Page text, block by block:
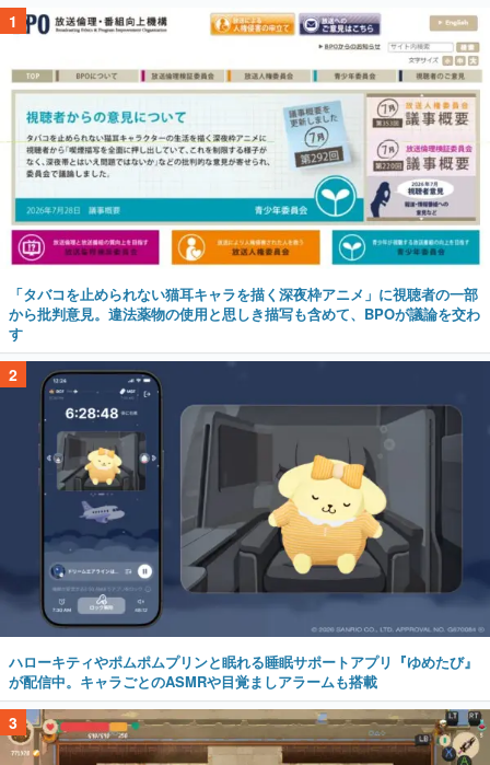
1
「タバコを止められない猫耳キャラを描く深夜枠アニメ」に視聴者の一部
から批判意見。違法薬物の使用と思しき描写も含めて、BPOが議論を交わ
す
2
ハローキティやポムポムプリンと眠れる睡眠サポートアプリ『ゆめたび』
が配信中。キャラごとのASMRや目覚ましアラームも搭載
3